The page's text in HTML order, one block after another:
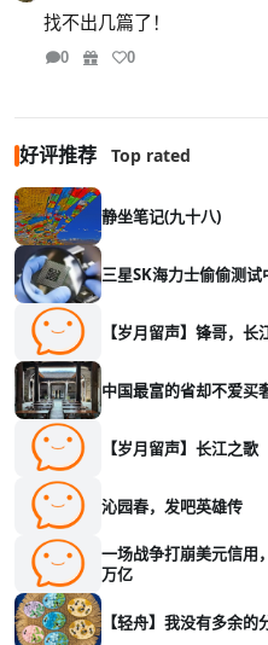
找不出几篇了！
0 0
好评推荐 Top rated
静坐笔记(九十八)
三星SK海力士偷偷测
【岁月留声】锋哥，长
中国最富的省却不爱买
【岁月留声】长江之歌
沁园春，发吧英雄传
一场战争打崩美元信用
万亿
【轻舟】我没有多余的